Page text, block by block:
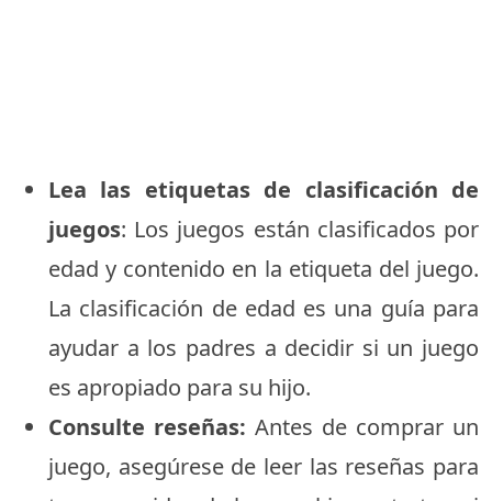
Lea las etiquetas de clasificación de
juegos: Los juegos están clasificados por
edad y contenido en la etiqueta del juego.
La clasificación de edad es una guía para
ayudar a los padres a decidir si un juego
es apropiado para su hijo.
Consulte reseñas: Antes de comprar un
juego, asegúrese de leer las reseñas para